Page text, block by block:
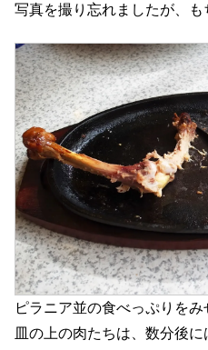
写真を撮り忘れましたが、も
ピラニア並の食べっぷりをみ
皿の上の肉たちは、数分後